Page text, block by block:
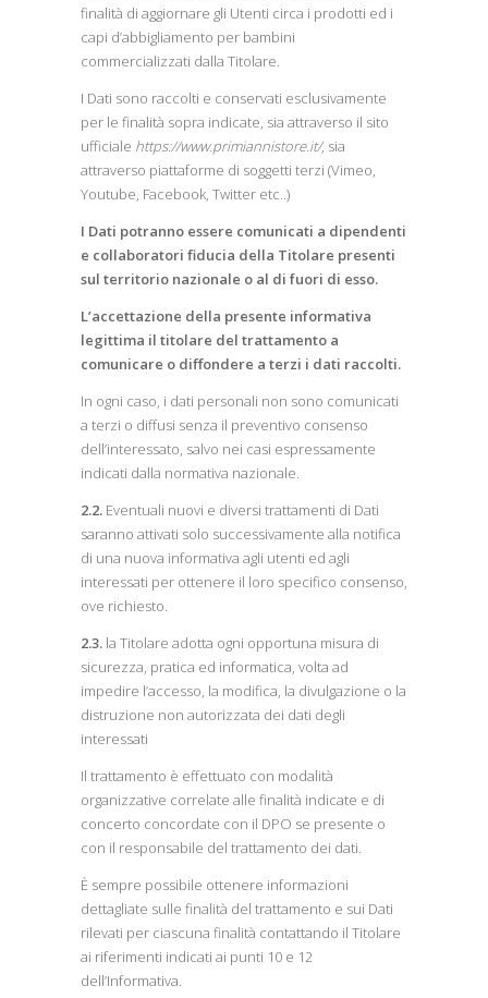
finalità di aggiornare gli Utenti circa i prodotti ed i
capi d’abbigliamento per bambini
commercializzati dalla Titolare.
I Dati sono raccolti e conservati esclusivamente
per le finalità sopra indicate, sia attraverso il sito
ufficiale https://www.primiannistore.it/, sia
attraverso piattaforme di soggetti terzi (Vimeo,
Youtube, Facebook, Twitter etc..)
I Dati potranno essere comunicati a dipendenti
e collaboratori fiducia della Titolare presenti
sul territorio nazionale o al di fuori di esso.
L’accettazione della presente informativa
legittima il titolare del trattamento a
comunicare o diffondere a terzi i dati raccolti.
In ogni caso, i dati personali non sono comunicati
a terzi o diffusi senza il preventivo consenso
dell’interessato, salvo nei casi espressamente
indicati dalla normativa nazionale.
2.2. Eventuali nuovi e diversi trattamenti di Dati
saranno attivati solo successivamente alla notifica
di una nuova informativa agli utenti ed agli
interessati per ottenere il loro specifico consenso,
ove richiesto.
2.3. la Titolare adotta ogni opportuna misura di
sicurezza, pratica ed informatica, volta ad
impedire l’accesso, la modifica, la divulgazione o la
distruzione non autorizzata dei dati degli
interessati
Il trattamento è effettuato con modalità
organizzative correlate alle finalità indicate e di
concerto concordate con il DPO se presente o
con il responsabile del trattamento dei dati.
È sempre possibile ottenere informazioni
dettagliate sulle finalità del trattamento e sui Dati
rilevati per ciascuna finalità contattando il Titolare
ai riferimenti indicati ai punti 10 e 12
dell’Informativa.